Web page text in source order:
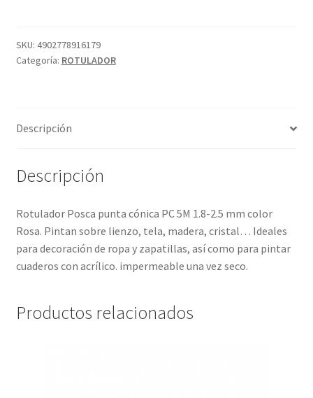
SKU: 4902778916179
Categoría: ROTULADOR
Descripción
Descripción
Rotulador Posca punta cónica PC 5M 1.8-2.5 mm color
Rosa. Pintan sobre lienzo, tela, madera, cristal… Ideales
para decoración de ropa y zapatillas, así como para pintar
cuaderos con acrílico. impermeable una vez seco.
Productos relacionados